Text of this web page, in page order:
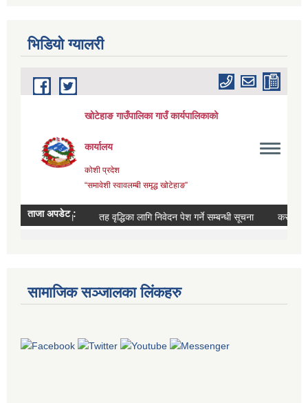
भिडियाे ग्यालरी
सामाजिक सञ्जालका लिंकहरु